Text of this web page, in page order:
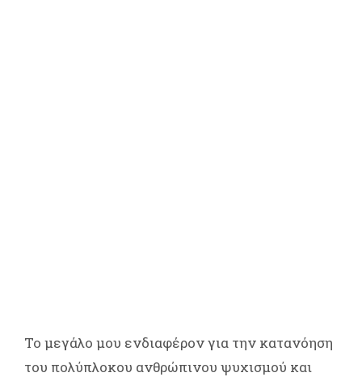
Το μεγάλο μου ενδιαφέρον για την κατανόηση
του πολύπλοκου ανθρώπινου ψυχισμού και